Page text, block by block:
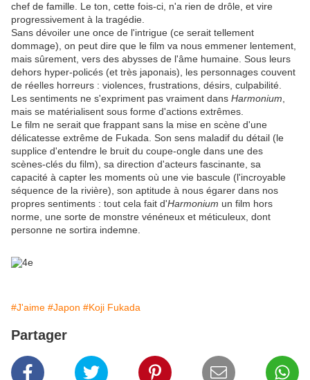
chef de famille. Le ton, cette fois-ci, n'a rien de drôle, et vire
progressivement à la tragédie.
Sans dévoiler une once de l'intrigue (ce serait tellement
dommage), on peut dire que le film va nous emmener lentement,
mais sûrement, vers des abysses de l'âme humaine. Sous leurs
dehors hyper-policés (et très japonais), les personnages couvent
de réelles horreurs : violences, frustrations, désirs, culpabilité.
Les sentiments ne s'expriment pas vraiment dans Harmonium
mais se matérialisent sous forme d'actions extrêmes.
Le film ne serait que frappant sans la mise en scène d'une
délicatesse extrême de Fukada. Son sens maladif du détail (le
supplice d'entendre le bruit du coupe-ongle dans une des
scènes-clés du film), sa direction d'acteurs fascinante, sa
capacité à capter les moments où une vie bascule (l'incroyable
séquence de la rivière), son aptitude à nous égarer dans nos
propres sentiments : tout cela fait d'Harmonium un film hors
norme, une sorte de monstre vénéneux et méticuleux, dont
personne ne sortira indemne.
#J'aime #Japon #Koji Fukada
Partager